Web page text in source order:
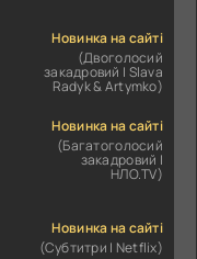
Новинка на сайті
(Двоголосий
закадровий | Slava
Radyk & Artymko)
Новинка на сайті
(Багатоголосий
закадровий |
НЛО.TV)
Новинка на сайті
(Субтитри | Netflix)